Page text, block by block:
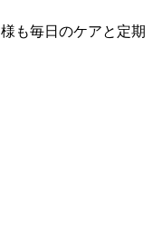
も毎日のケアと定期